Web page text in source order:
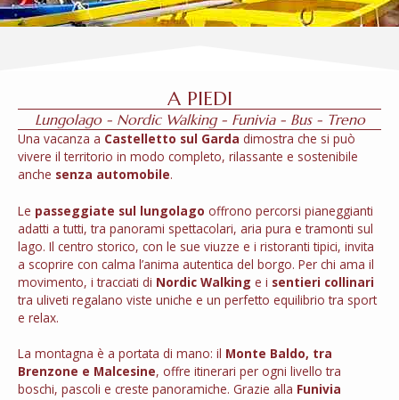
A PIEDI
Lungolago - Nordic Walking - Funivia - Bus - Treno
Una vacanza a Castelletto sul Garda dimostra che si può
vivere il territorio in modo completo, rilassante e sostenibile
anche senza automobile.
Le passeggiate sul lungolago offrono percorsi pianeggianti
adatti a tutti, tra panorami spettacolari, aria pura e tramonti sul
lago. Il centro storico, con le sue viuzze e i ristoranti tipici, invita
a scoprire con calma l’anima autentica del borgo. Per chi ama il
movimento, i tracciati di Nordic Walking e i sentieri collinari
tra uliveti regalano viste uniche e un perfetto equilibrio tra sport
e relax.
La montagna è a portata di mano: il Monte Baldo, tra
Brenzone e Malcesine, offre itinerari per ogni livello tra
boschi, pascoli e creste panoramiche. Grazie alla Funivia